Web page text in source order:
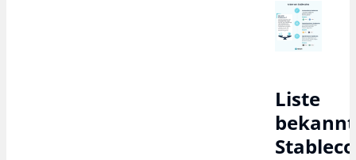
Liste